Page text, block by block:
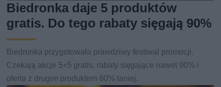
Biedronka daje 5 produktów
gratis. Do tego rabaty sięgają 90%
Biedronka przygotowała prawdziwy festiwal promocji.
Czekają akcje 5+5 gratis, rabaty sięgające nawet 90% i
oferta z drugim produktem 60% taniej.